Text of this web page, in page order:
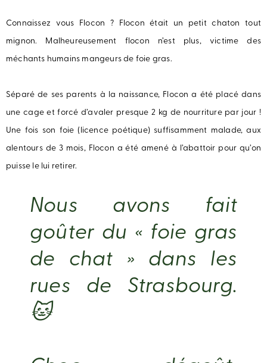
Connaissez vous Flocon ? Flocon était un petit chaton tout
mignon. Malheureusement flocon n’est plus, victime des
méchants humains mangeurs de foie gras.
Séparé de ses parents à la naissance, Flocon a été placé dans
une cage et forcé d’avaler presque 2 kg de nourriture par jour !
Une fois son foie (licence poétique) suffisamment malade, aux
alentours de 3 mois, Flocon a été amené à l’abattoir pour qu’on
puisse le lui retirer.
Nous avons fait
goûter du « foie gras
de chat » dans les
rues de Strasbourg.
🐱